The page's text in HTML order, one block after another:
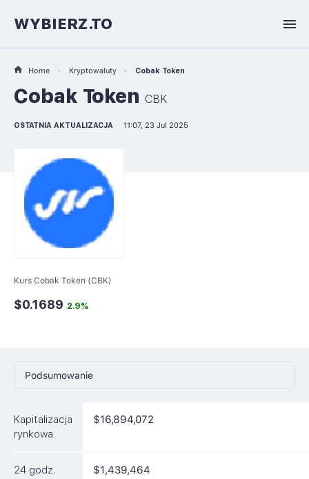
WYBIERZ.TO
Home Kryptowaluty Cobak Token
Cobak Token CBK
OSTATNIA AKTUALIZACJA 11:07, 23 Jul 2025
Kurs Cobak Token (CBK)
$0.1689 2.9%
Podsumowanie
Rynki
Kapitalizacja
rynkowa
$16,894,072
24 godz.
$1,439,464